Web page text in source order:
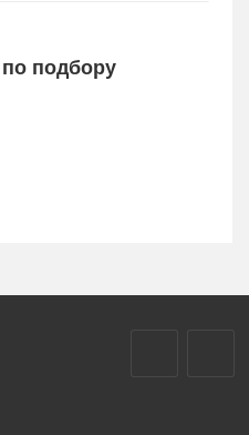
подбору